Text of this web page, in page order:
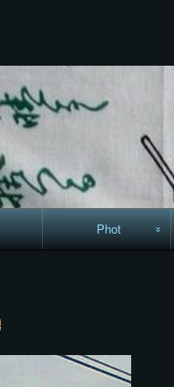
Phot
手拭いの旅